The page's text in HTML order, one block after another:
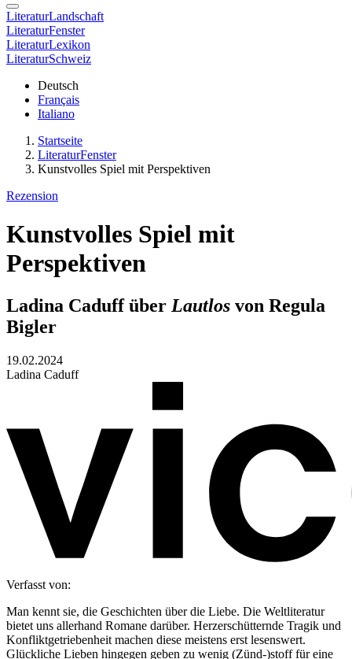
LiteraturLandschaft
LiteraturFenster
LiteraturLexikon
LiteraturSchweiz
Deutsch
Français
Italiano
Startseite
LiteraturFenster
Kunstvolles Spiel mit Perspektiven
Rezension
Kunstvolles Spiel mit
Perspektiven
Ladina Caduff über Lautlos von Regula
Bigler
19.02.2024
Ladina Caduff
Verfasst von:
Man kennt sie, die Geschichten über die Liebe. Die Weltliteratur
bietet uns allerhand Romane darüber. Herzerschütternde Tragik und
Konfliktgetriebenheit machen diese meistens erst lesenswert.
Glückliche Lieben hingegen geben zu wenig (Zünd-)stoff für eine